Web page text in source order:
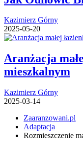
Kazimierz Górny
2025-05-20
Aranżacja
mieszkalnym
Kazimierz Górny
2025-03-14
Zaaranzowani.pl
Adaptacja
Rozmieszczenie